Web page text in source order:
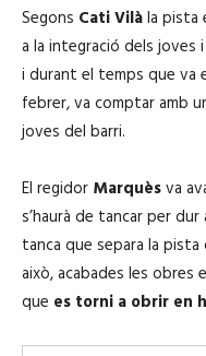
u
d
i
o
o
d
u
c
t
r
d
à
u
d
Segons Cati Vilàla pista
a la integració dels
i durant el temps que va
febrer, va comptar amb
joves del barri.
El regidor Marquèsva
s’haurà de tancar per
tanca que separa la
això, acabades les obres
que es torni a obrir en